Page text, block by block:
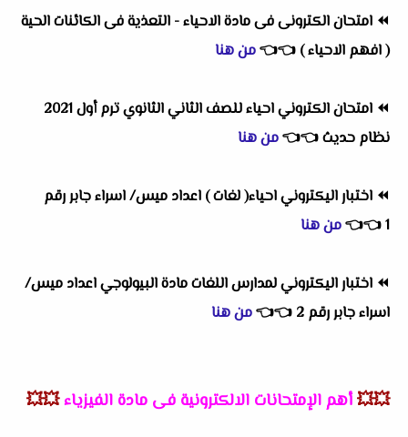
⏪ امتحان الكترونى فى مادة الاحياء - التعذية فى الكائنات الحية
( افهم الاحياء ) 👈
👈من هنا
⏪
امتحان الكتروني احياء للصف الثاني الثانوي ترم أول 2021
نظام حديث👈
👈من هنا
⏪ اختبار اليكتروني احياء( لغات ) اعداد ميس/ اسراء جابر رقم
1
👈
👈من هنا
⏪ اختبار اليكتروني لمدارس اللغات مادة البيولوجي اعداد ميس/
اسراء جابر رقم 2
👈
👈من هنا
💥💥أهمالإمتحانات الالكترونية فى مادة الفيزياء💥💥